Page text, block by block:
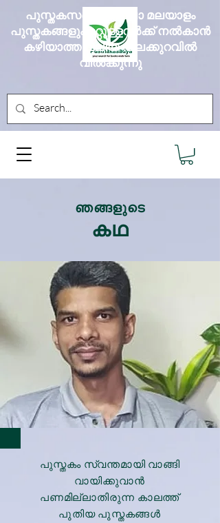
പുസ്തകസദ്യ എല്ലാ മലയാളം
പുസ്തകങ്ങളും മറ്റുള്ളവർക്ക് നൽകാൻ
കഴിയാത്ത വലിയ വിലക്കുറവിൽ
വിൽക്കുന്നു
ഞങ്ങളുടെ
കഥ
പുസ്തകം സ്വന്തമായി വാങ്ങി
വായിക്കുവാൻ
പണമില്ലാതിരുന്ന കാലത്ത്
പുതിയ പുസ്തകങ്ങൾ